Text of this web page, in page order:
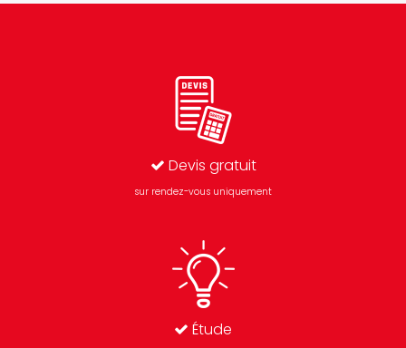
Devis gratuit
sur rendez-vous uniquement
Étude